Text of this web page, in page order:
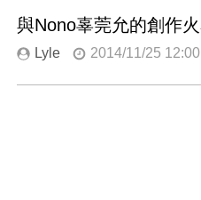
與Nono辜莞允的創作
Lyle 2014/11/25 12:00